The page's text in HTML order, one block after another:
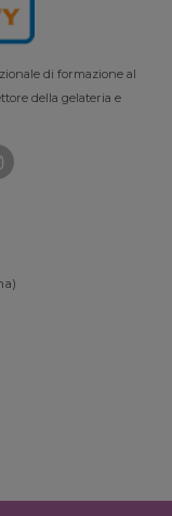
di formazione al
della gelateria e